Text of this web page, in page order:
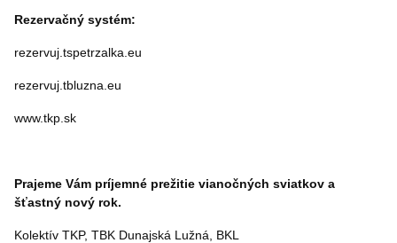
Rezervačný systém:
rezervuj.tspetrzalka.eu
rezervuj.tbluzna.eu
www.tkp.sk
Prajeme Vám príjemné prežitie vianočných sviatkov a
šťastný nový rok.
Kolektív TKP, TBK Dunajská Lužná, BKL